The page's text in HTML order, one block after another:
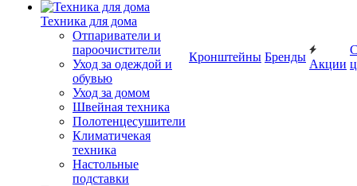
Техника для дома
Отпариватели и
пароочистители
Уход за одеждой и
обувью
Уход за домом
Швейная техника
Полотенцесушители
Климатичекая
техника
Настольные
подставки
Кронштейны Бренды
Акции